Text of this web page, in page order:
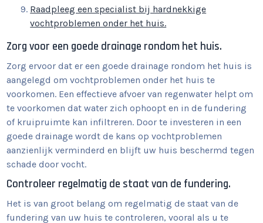
Raadpleeg een specialist bij hardnekkige
vochtproblemen onder het huis.
Zorg voor een goede drainage rondom het huis.
Zorg ervoor dat er een goede drainage rondom het huis is
aangelegd om vochtproblemen onder het huis te
voorkomen. Een effectieve afvoer van regenwater helpt om
te voorkomen dat water zich ophoopt en in de fundering
of kruipruimte kan infiltreren. Door te investeren in een
goede drainage wordt de kans op vochtproblemen
aanzienlijk verminderd en blijft uw huis beschermd tegen
schade door vocht.
Controleer regelmatig de staat van de fundering.
Het is van groot belang om regelmatig de staat van de
fundering van uw huis te controleren, vooral als u te